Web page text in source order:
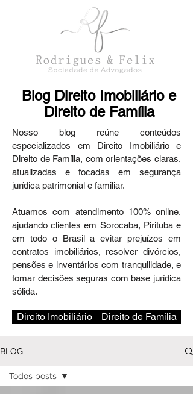
Blog Direito Imobiliário e
Direito de Família
Nosso blog reúne conteúdos
especializados em Direito Imobiliário e
Direito de Família, com orientações claras,
atualizadas e focadas em segurança
jurídica patrimonial e familiar.
Atuamos com atendimento 100% online,
ajudando clientes em Sorocaba, Pirituba e
em todo o Brasil a evitar prejuízos em
contratos imobiliários, resolver divórcios,
pensões e inventários com tranquilidade, e
tomar decisões seguras com base jurídica
sólida.
Direito Imobiliário Direito de Família
BLOG
Todos posts